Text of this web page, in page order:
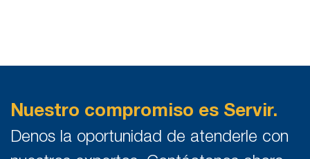
Nuestro compromiso es Servir.
Denos la oportunidad de atenderle con